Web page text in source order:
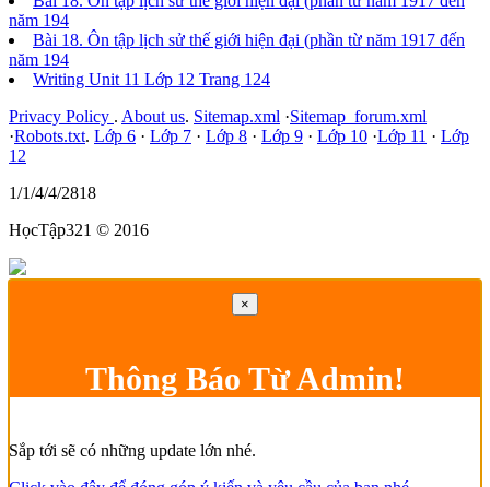
năm 194
Bài 18. Ôn tập lịch sử thế giới hiện đại (phần từ năm 1917 đến
năm 194
Writing Unit 11 Lớp 12 Trang 124
Privacy Policy . About us. Sitemap.xml ·Sitemap_forum.xml
·Robots.txt. Lớp 6 · Lớp 7 · Lớp 8 · Lớp 9 · Lớp 10 ·Lớp 11 · Lớp
12
1/1/4/4/2818
HọcTập321 © 2016
×
Thông Báo Từ Admin!
Sắp tới sẽ có những update lớn nhé.